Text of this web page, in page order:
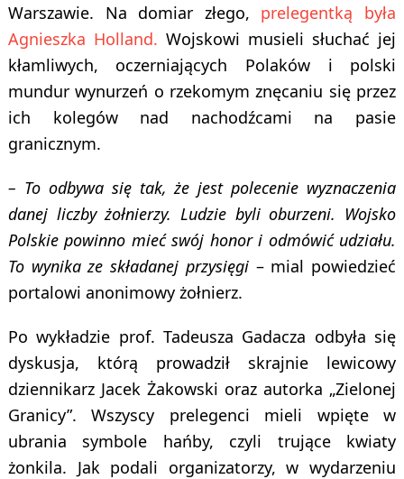
Warszawie. Na domiar złego, prelegentką była
Agnieszka Holland. Wojskowi musieli słuchać jej
kłamliwych, oczerniających Polaków i polski
mundur wynurzeń o rzekomym znęcaniu się przez
ich kolegów nad nachodźcami na pasie
granicznym.
– To odbywa się tak, że jest polecenie wyznaczenia
danej liczby żołnierzy. Ludzie byli oburzeni. Wojsko
Polskie powinno mieć swój honor i odmówić udziału.
To wynika ze składanej przysięgi – mial powiedzieć
portalowi anonimowy żołnierz.
Po wykładzie prof. Tadeusza Gadacza odbyła się
dyskusja, którą prowadził skrajnie lewicowy
dziennikarz Jacek Żakowski oraz autorka „Zielonej
Granicy”. Wszyscy prelegenci mieli wpięte w
ubrania symbole hańby, czyli trujące kwiaty
żonkila. Jak podali organizatorzy, w wydarzeniu